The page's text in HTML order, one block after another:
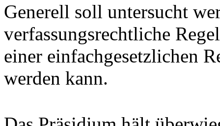
Generell soll untersucht
verfassungsrechtliche
einer einfachgesetzlichen
werden kann.